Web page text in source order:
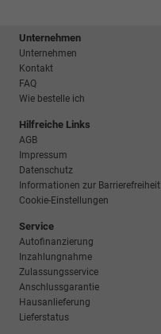
Unternehmen
Unternehmen
Kontakt
FAQ
Wie bestelle ich
Hilfreiche Links
AGB
Impressum
Datenschutz
Informationen zur Barrierefreiheit
Cookie-Einstellungen
Service
Autofinanzierung
Inzahlungnahme
Zulassungsservice
Anschlussgarantie
Hausanlieferung
Lieferstatus